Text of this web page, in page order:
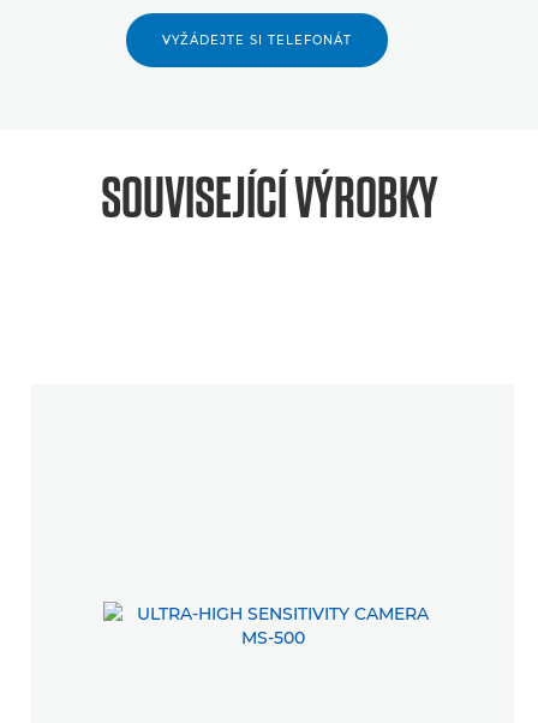
VYŽÁDEJTE SI TELEFONÁT
SOUVISEJÍCÍ VÝROBKY